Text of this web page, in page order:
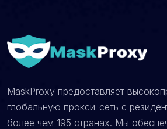
MaskProxy предоставляет
глобальную прокси-сеть с
более чем 195 странах. Мы